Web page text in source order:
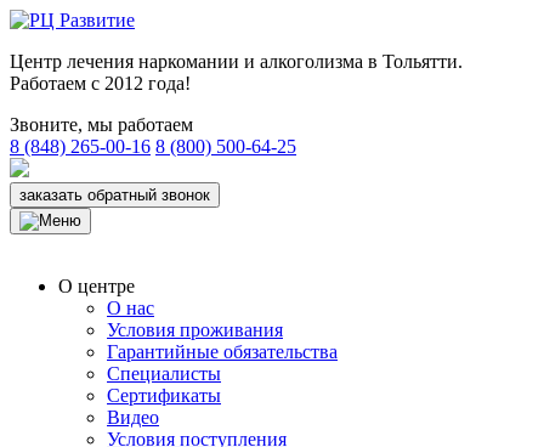
Центр лечения наркомании и алкоголизма в Тольятти.
Работаем с 2012 года!
Звоните, мы работаем
8 (848) 265-00-16 8 (800) 500-64-25
заказать обратный звонок
О центре
О нас
Условия проживания
Гарантийные обязательства
Специалисты
Сертификаты
Видео
Условия поступления